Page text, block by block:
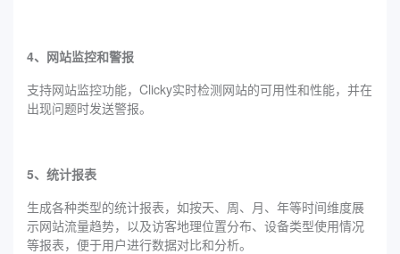
4、网站监控和警报
支持网站监控功能，Clicky实时检测网站的可用性和性能，并在
出现问题时发送警报。
5、统计报表
生成各种类型的统计报表，如按天、周、月、年等时间维度展
示网站流量趋势，以及访客地理位置分布、设备类型使用情况
等报表，便于用户进行数据对比和分析。